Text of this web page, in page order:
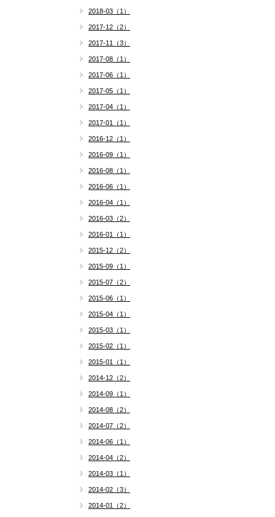
2018-03（1）
2017-12（2）
2017-11（3）
2017-08（1）
2017-06（1）
2017-05（1）
2017-04（1）
2017-01（1）
2016-12（1）
2016-09（1）
2016-08（1）
2016-06（1）
2016-04（1）
2016-03（2）
2016-01（1）
2015-12（2）
2015-09（1）
2015-07（2）
2015-06（1）
2015-04（1）
2015-03（1）
2015-02（1）
2015-01（1）
2014-12（2）
2014-09（1）
2014-08（2）
2014-07（2）
2014-06（1）
2014-04（2）
2014-03（1）
2014-02（3）
2014-01（2）